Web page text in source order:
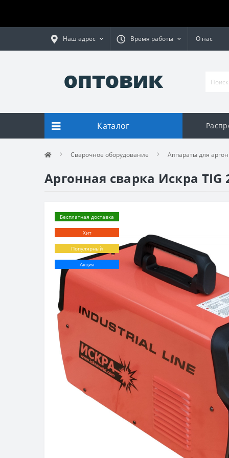
Наш адрес Время работы О нас
Каталог
Сварочное оборудование Аппараты для
Аргонная сварка Искра TIG
Бесплатная доставка
Хит
Популярный
Акция